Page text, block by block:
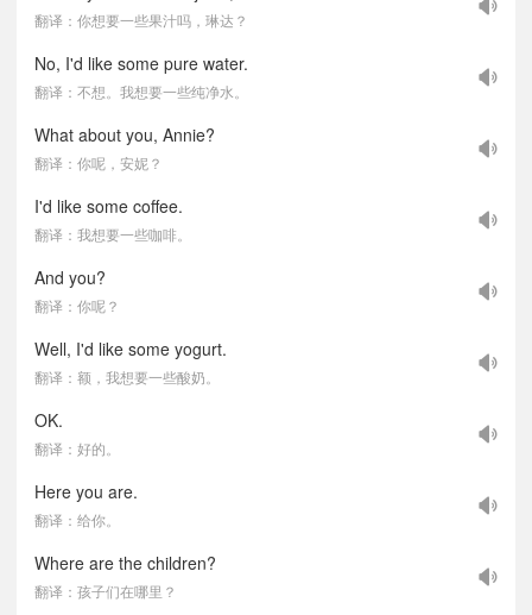
翻译：你想要一些果汁吗，琳达？
No, I'd like some pure water.
翻译：不想。我想要一些纯净水。
What about you, Annie?
翻译：你呢，安妮？
I'd like some coffee.
翻译：我想要一些咖啡。
And you?
翻译：你呢？
Well, I'd like some yogurt.
翻译：额，我想要一些酸奶。
OK.
翻译：好的。
Here you are.
翻译：给你。
Where are the children?
翻译：孩子们在哪里？